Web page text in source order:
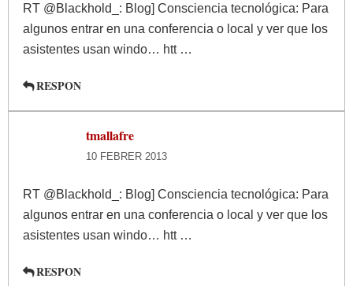
RT @Blackhold_: Blog] Consciencia tecnológica: Para
algunos entrar en una conferencia o local y ver que los
asistentes usan windo… htt …
RESPON
tmallafre
10 FEBRER 2013
RT @Blackhold_: Blog] Consciencia tecnológica: Para
algunos entrar en una conferencia o local y ver que los
asistentes usan windo… htt …
RESPON